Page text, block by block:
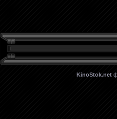
KinoStok.net